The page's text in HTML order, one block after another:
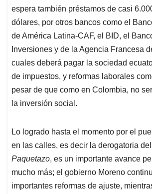
espera también préstamos de casi
dólares, por otros bancos como el
de América Latina-CAF, el BID, el
Inversiones y de la Agencia Francesa
cuales deberá pagar la sociedad
de impuestos, y reformas laborales
pesar de que como en Colombia, no
la inversión social.
Lo logrado hasta el momento por el
en las calles, es decir la derogatoria
Paquetazo, es un importante avance
mucho más; el gobierno Moreno
importantes reformas de ajuste,